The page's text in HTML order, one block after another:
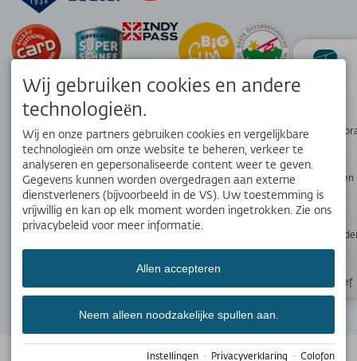
Webcams en
weer
Nieuwsbrief
APP
Jouw lokale reisgenoot. Download de gratis OK Bergbahnen app!
© 2026 OBERSTDORF KLEINWALSERTAL Bergbahnen
Gemaakt met
Wij gebruiken cookies en andere
technologieën.
Wij en onze partners gebruiken cookies en vergelijkbare
technologieën om onze website te beheren, verkeer te
analyseren en gepersonaliseerde content weer te geven.
Gegevens kunnen worden overgedragen aan externe
dienstverleners (bijvoorbeeld in de VS). Uw toestemming is
vrijwillig en kan op elk moment worden ingetrokken. Zie ons
privacybeleid voor meer informatie.
Allen accepteren
Neem alleen noodzakelijke spullen aan.
Instellingen · Privacyverklaring · Colofon